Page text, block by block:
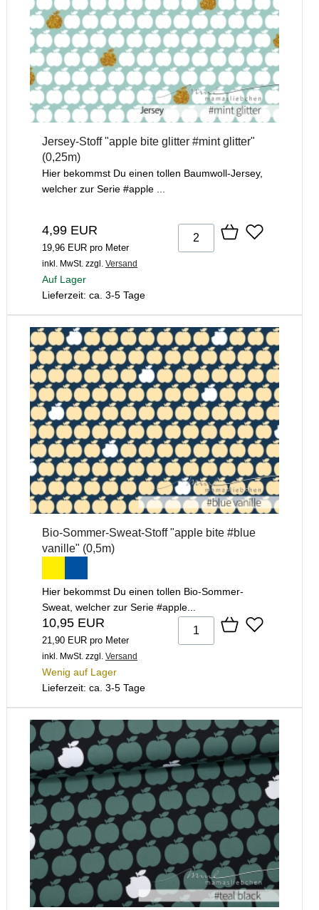
Jersey-Stoff "apple bite glitter #mint glitter"
(0,25m)
Hier bekommst Du einen tollen Baumwoll-Jersey,
welcher zur Serie #apple ...
4,99 EUR
19,96 EUR pro Meter
inkl. MwSt. zzgl. Versand
Auf Lager
Lieferzeit: ca. 3-5 Tage
Bio-Sommer-Sweat-Stoff "apple bite #blue
vanille" (0,5m)
Hier bekommst Du einen tollen Bio-Sommer-
Sweat, welcher zur Serie #apple...
10,95 EUR
21,90 EUR pro Meter
inkl. MwSt. zzgl. Versand
Wenig auf Lager
Lieferzeit: ca. 3-5 Tage